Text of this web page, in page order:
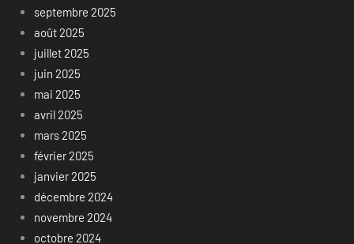
septembre 2025
août 2025
juillet 2025
juin 2025
mai 2025
avril 2025
mars 2025
février 2025
janvier 2025
décembre 2024
novembre 2024
octobre 2024